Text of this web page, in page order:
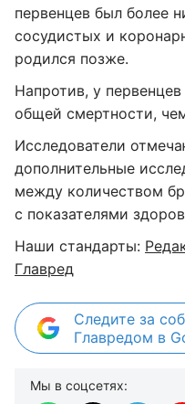
первенцев был более
сосудистых и
родился позже.
Напротив, у
общей смертности,
Исследователи
дополнительные
между количеством
с показателями
Наши стандарты:
Главред
Следите за
Главредом в
Мы в соцсетях: